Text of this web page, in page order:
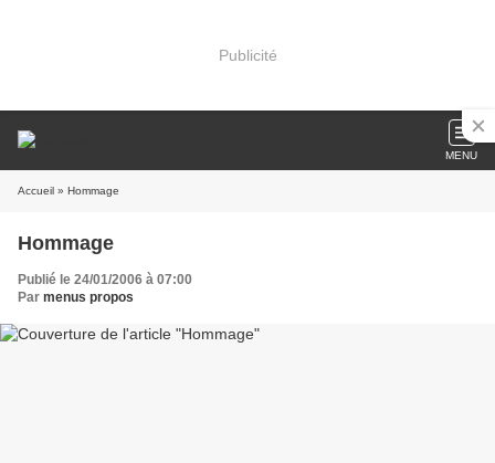
Publicité
MENU
Accueil » Hommage
Hommage
Publié le 24/01/2006 à 07:00
Par menus propos